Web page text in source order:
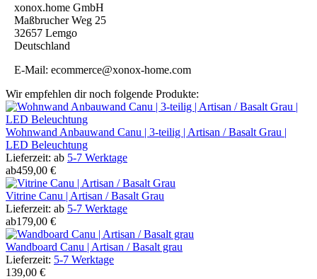
xonox.home GmbH
Maßbrucher Weg 25
32657 Lemgo
Deutschland
E-Mail: ecommerce@xonox-home.com
Wir empfehlen dir noch folgende Produkte:
Wohnwand Anbauwand Canu | 3-teilig | Artisan / Basalt Grau |
LED Beleuchtung
Lieferzeit: ab 5-7 Werktage
ab459,00 €
Vitrine Canu | Artisan / Basalt Grau
Lieferzeit: ab 5-7 Werktage
ab179,00 €
Wandboard Canu | Artisan / Basalt grau
Lieferzeit: 5-7 Werktage
139,00 €